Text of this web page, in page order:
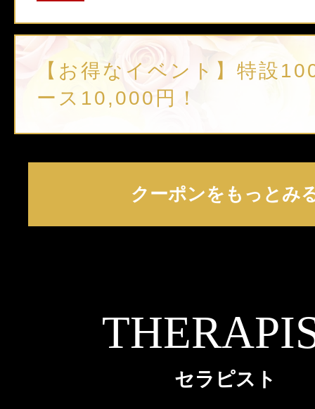
【お得なイベント】特設
ース10,000円！
クーポンをもっとみ
セラピスト